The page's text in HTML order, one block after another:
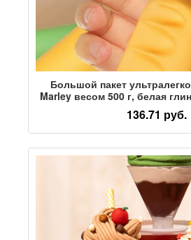
Большой пакет
Marley весом 500 г, белая
ручной работы для детей из
специальная упаковка
для учащихся начальной
136.71 руб.